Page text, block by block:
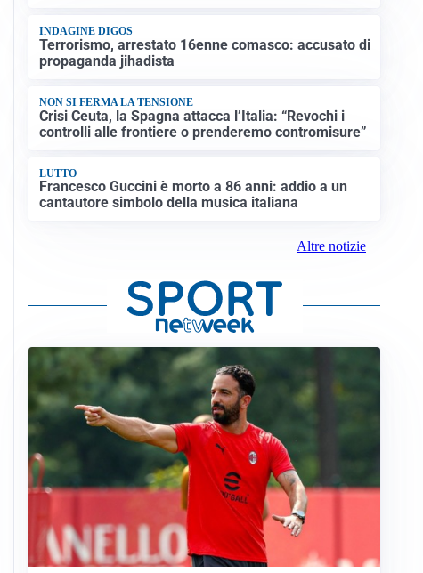
INDAGINE DIGOS
Terrorismo, arrestato 16enne comasco: accusato di
propaganda jihadista
NON SI FERMA LA TENSIONE
Crisi Ceuta, la Spagna attacca l’Italia: “Revochi i
controlli alle frontiere o prenderemo contromisure”
LUTTO
Francesco Guccini è morto a 86 anni: addio a un
cantautore simbolo della musica italiana
Altre notizie